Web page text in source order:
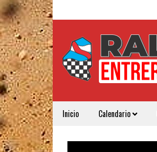
Inicio Calendario